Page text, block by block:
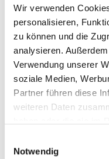
Wir verwenden
personalisieren,
zu können und die
analysieren.
Verwendung unserer
soziale Medien,
Partner führen diese
weiteren Daten
Notwendig